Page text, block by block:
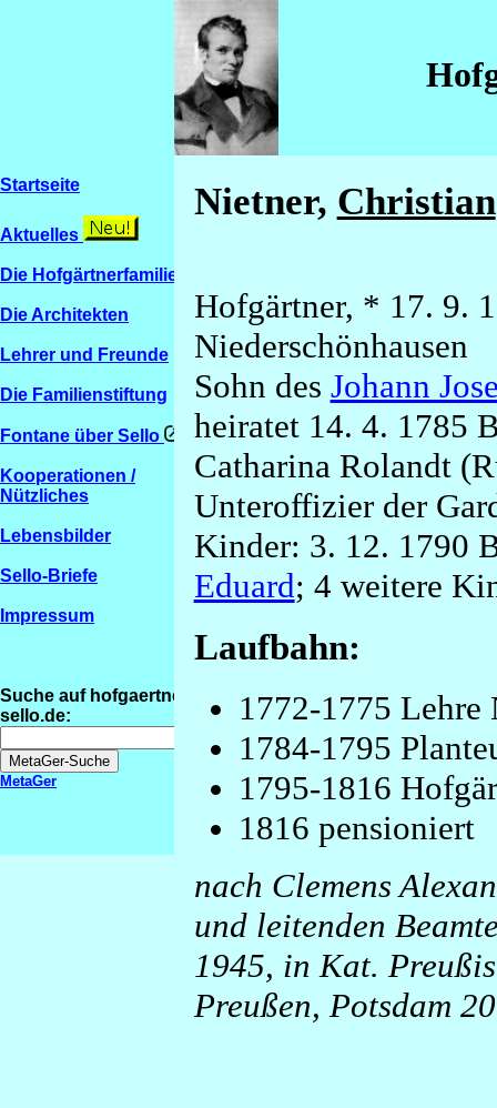
Startseite
Aktuelles
Die Hofgärtnerfamilien
Die Architekten
Lehrer und Freunde
Die Familienstiftung
Fontane über Sello
Kooperationen /
Nützliches
Lebensbilder
Sello-Briefe
Impressum
Suche auf hofgaertner-
sello.de:
MetaGer
Nietner, Christian
Hofgärtner, * 17. 9.
Niederschönhausen
Sohn des Johann
heiratet 14. 4. 1785
Catharina Rolandt
Unteroffizier der
Kinder: 3. 12. 1790
Eduard; 4 weitere
Laufbahn:
1772-1775 Lehre
1784-1795
1795-1816
1816 pensioniert
nach Clemens
und leitenden
1945, in Kat.
Preußen, Potsdam